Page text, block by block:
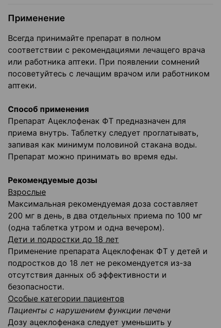
Применение
Всегда принимайте препарат в полном
соответствии с рекомендациями лечащего врача
или работника аптеки. При появлении сомнений
посоветуйтесь с лечащим врачом или работником
аптеки.
Способ применения
Препарат Ацеклофенак ФТ предназначен для
приема внутрь. Таблетку следует проглатывать,
запивая как минимум половиной стакана воды.
Препарат можно принимать во время еды.
Рекомендуемые дозы
Взрослые
Максимальная рекомендуемая доза составляет
200 мг в день, в два отдельных приема по 100 мг
(одна таблетка утром и одна вечером).
Дети и подростки до 18 лет
Применение препарата Ацеклофенак ФТ у детей и
подростков до 18 лет не рекомендуется из-за
отсутствия данных об эффективности и
безопасности.
Особые категории пациентов
Пациенты с нарушением функции печени
Дозу ацеклофенака следует уменьшить у